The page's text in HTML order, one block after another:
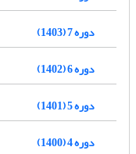
دوره 7 (1403)
دوره 6 (1402)
دوره 5 (1401)
دوره 4 (1400)